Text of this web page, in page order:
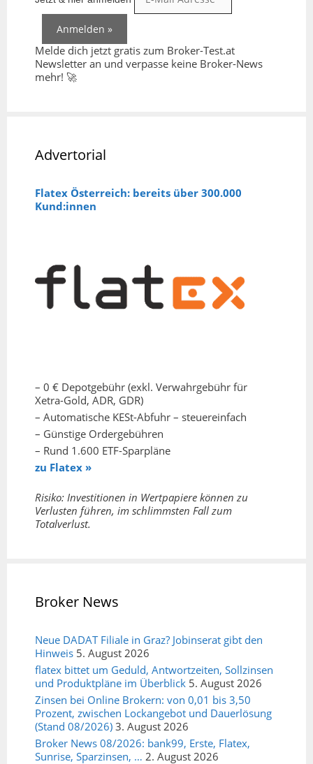
Melde dich jetzt gratis zum Broker-Test.at
Newsletter an und verpasse keine Broker-News
mehr! 🚀
Advertorial
Flatex Österreich: bereits über 300.000
Kund:innen
– 0 € Depotgebühr (exkl. Verwahrgebühr für
Xetra-Gold, ADR, GDR)
– Automatische KESt-Abfuhr – steuereinfach
– Günstige Ordergebühren
– Rund 1.600 ETF-Sparpläne
zu Flatex »
Risiko: Investitionen in Wertpapiere können zu
Verlusten führen, im schlimmsten Fall zum
Totalverlust.
Broker News
Neue DADAT Filiale in Graz? Jobinserat gibt den
Hinweis 5. August 2026
flatex bittet um Geduld, Antwortzeiten, Sollzinsen
und Produktpläne im Überblick 5. August 2026
Zinsen bei Online Brokern: von 0,01 bis 3,50
Prozent, zwischen Lockangebot und Dauerlösung
(Stand 08/2026) 3. August 2026
Broker News 08/2026: bank99, Erste, Flatex,
Sunrise, Sparzinsen, … 2. August 2026